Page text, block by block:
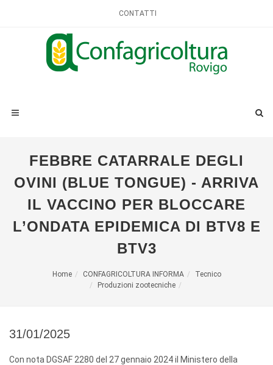
CONTATTI
FEBBRE CATARRALE DEGLI
OVINI (BLUE TONGUE) - ARRIVA
IL VACCINO PER BLOCCARE
L’ONDATA EPIDEMICA DI BTV8 E
BTV3
Home CONFAGRICOLTURA INFORMA
Tecnico
Produzioni zootecniche
31/01/2025
Con nota DGSAF 2280 del 27 gennaio 2024 il Ministero della